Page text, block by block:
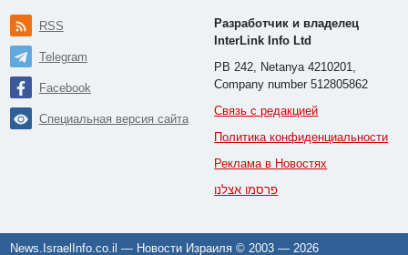
RSS
Telegram
Facebook
Специальная версия сайта
Разработчик и владелец
InterLink Info Ltd
PB 242, Netanya 4210201,
Company number 512805862
Связь с редакцией
Политика конфиденциальности
Реклама в Новостях
פרסמו אצלנו
News.IsraelInfo.co.il — Новости Израиля © 2003 —2026